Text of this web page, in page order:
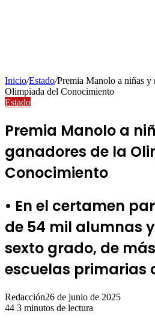
Inicio/Estado/Premia Manolo a niñas y
Olimpiada del Conocimiento
Estado
Premia Manolo a
ganadores de la
Conocimiento
• En el certamen
de 54 mil alumnas
sexto grado, de
escuelas primarias
Redacción26 de junio de 2025
44 3 minutos de lectura